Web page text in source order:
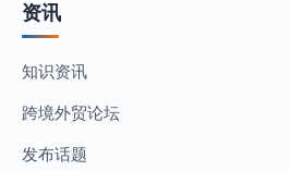
资讯
知识资讯
跨境外贸论坛
发布话题